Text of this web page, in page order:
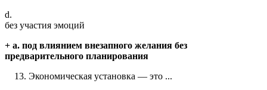
d.
без участия эмоций
+ a. под влиянием внезапного желания без
предварительного планирования
Экономическая установка — это ...